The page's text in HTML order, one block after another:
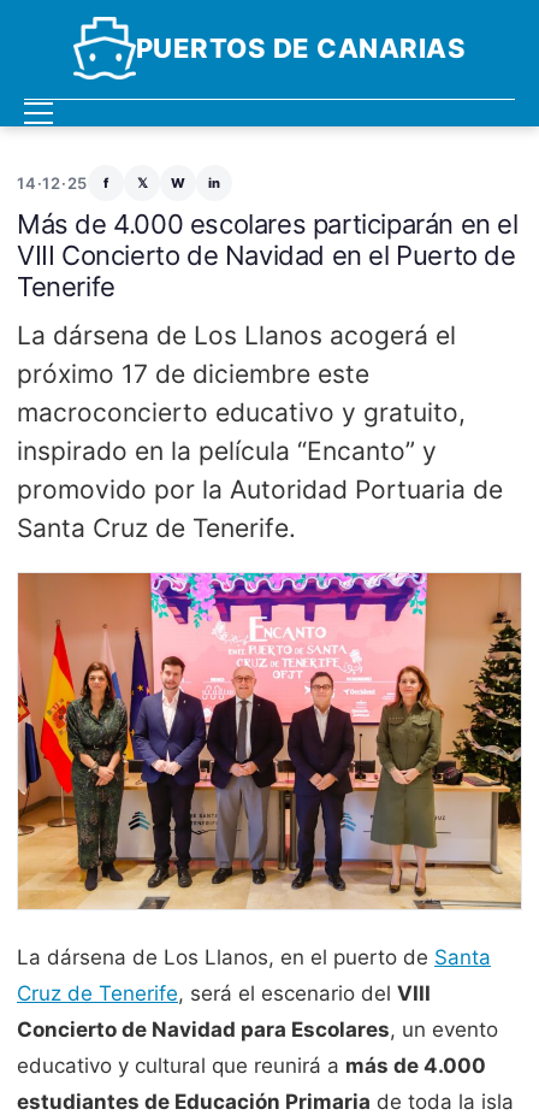
PUERTOS DE CANARIAS
14·12·25 f 𝕏 W in
Más de 4.000 escolares participarán en el
VIII Concierto de Navidad en el Puerto de
Tenerife
La dársena de Los Llanos acogerá el
próximo 17 de diciembre este
macroconcierto educativo y gratuito,
inspirado en la película “Encanto” y
promovido por la Autoridad Portuaria de
Santa Cruz de Tenerife.
La dársena de Los Llanos, en el puerto de Santa
Cruz de Tenerife, será el escenario del VIII
Concierto de Navidad para Escolares, un evento
educativo y cultural que reunirá a más de 4.000
estudiantes de Educación Primaria de toda la isla